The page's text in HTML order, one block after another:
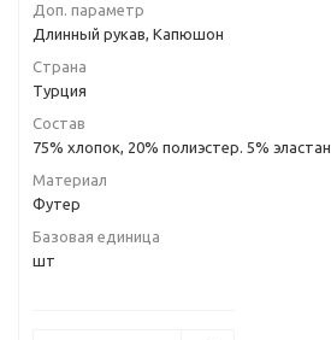
Доп. параметр
Длинный рукав, Капюшон
Страна
Турция
Состав
75% хлопок, 20% полиэстер. 5% эластан
Материал
Футер
Базовая единица
шт